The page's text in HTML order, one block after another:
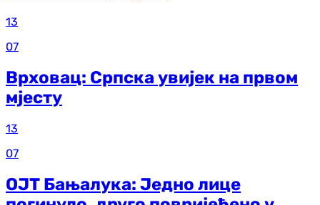
13
07
Врховац: Српска увијек на првом
мјесту
13
07
ОЈТ Бањалука: Једно лице